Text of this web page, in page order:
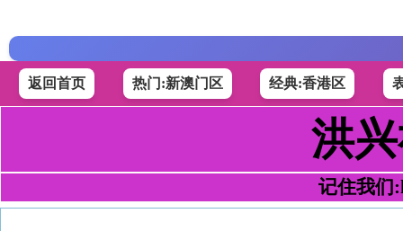
返回首页 热门:新澳门区 经典:香港区
洪
记住我们